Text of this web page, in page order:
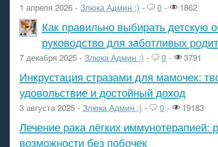
1 апреля 2026 - Злюка Админ ;) - 0 - 1862
Как правильно выбирать детскую
руководство для заботливых
7 декабря 2025 - Злюка Админ ;) - 0 - 3791
Инкрустация стразами для мамочек:
удовольствие и достойный доход
3 августа 2025 - Злюка Админ ;) - 0 - 19183
Лечение рака лёгких иммунотерапией:
возможности без побочек